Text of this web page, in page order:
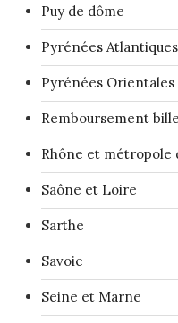
Puy de dôme
Pyrénées Atlantiques
Pyrénées Orientales
Remboursement
Rhône et métropole
Saône et Loire
Sarthe
Savoie
Seine et Marne